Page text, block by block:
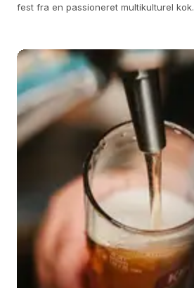
fest fra en passioneret multikulturel kok.